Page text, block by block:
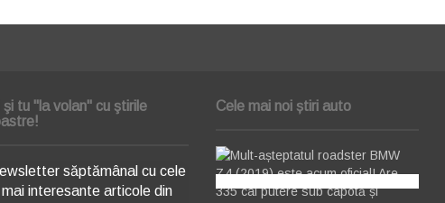
şi tu "la volan" cu ştirile
săptămânal cu cele
mai interesante articole din
Cele mai noi știri auto